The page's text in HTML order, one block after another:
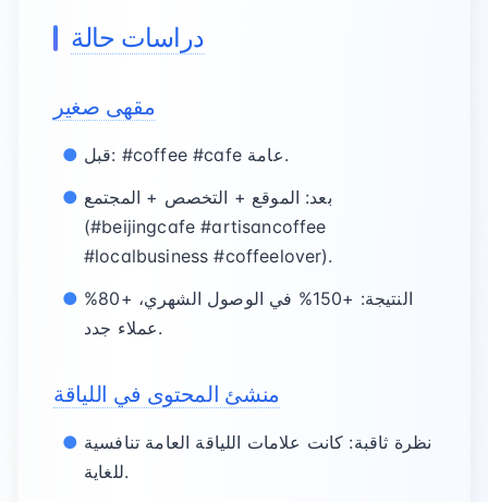
دراسات حالة
مقهى صغير
قبل: #coffee #cafe عامة.
بعد: الموقع + التخصص + المجتمع
(#beijingcafe #artisancoffee
#localbusiness #coffeelover).
النتيجة: +150% في الوصول الشهري، +80%
عملاء جدد.
منشئ المحتوى في اللياقة
نظرة ثاقبة: كانت علامات اللياقة العامة تنافسية
للغاية.